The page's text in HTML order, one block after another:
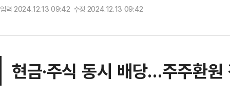
입력 2024.12.13 09:42 수정 2024.12.13 09:42
현금·주식 동시 배당…주주환원